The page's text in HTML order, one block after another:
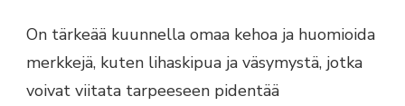
On tärkeää kuunnella omaa kehoa ja huomioida
merkkejä, kuten lihaskipua ja väsymystä, jotka
voivat viitata tarpeeseen pidentää